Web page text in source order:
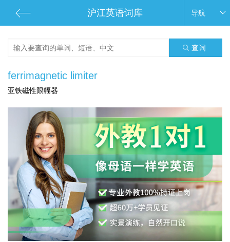
沪江英语词库 导航
查词
ferrimagnetic limiter
亚铁磁性限幅器